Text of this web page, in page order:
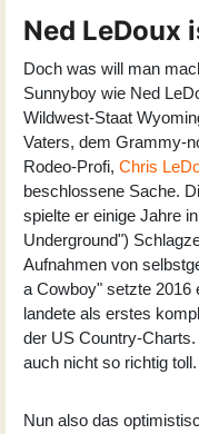
Ned LeDoux
Doch was will man
Sunnyboy wie Ned
Wildwest-Staat
Vaters, dem Grammy-
Rodeo-Profi, Chris
beschlossene Sache.
spielte er einige Jahre
Underground")
Aufnahmen von
a Cowboy" setzte 2016
landete als erstes
der US Country-
auch nicht so richtig toll.
Nun also das